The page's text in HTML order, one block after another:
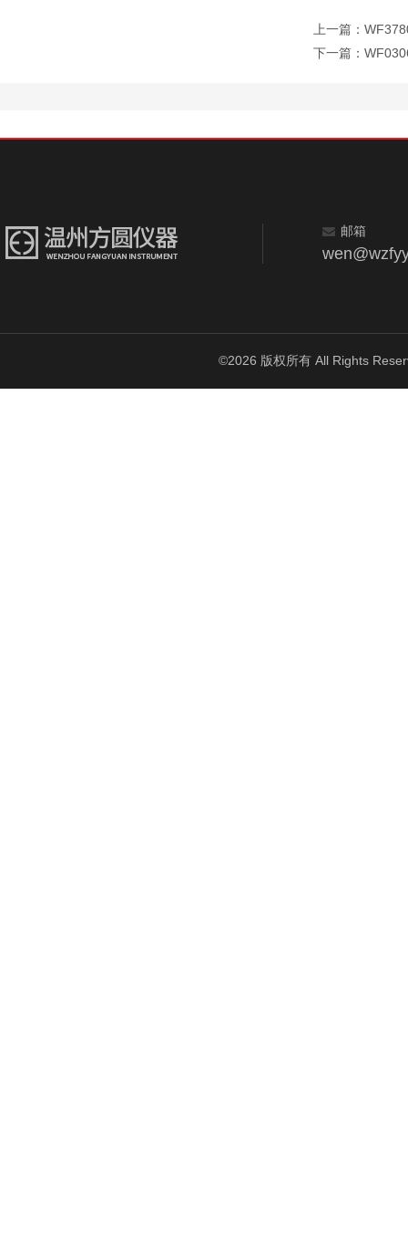
上一篇：
下一篇：
邮箱
©2026 版权所有 All Rights